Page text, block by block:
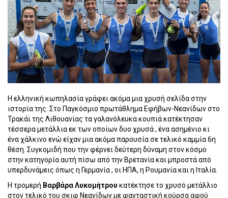
Η ελληνική κωπηλασία γράφει ακόμα μια χρυσή σελίδα στην
ιστορία της. Στο Παγκόσμιο πρωτάθλημα Εφήβων-Νεανίδων στο
Τρακάϊ της Λιθουανίας τα γαλανόλευκα κουπιά κατέκτησαν
τέσσερα μετάλλια εκ των οποίων δυο χρυσά , ένα ασημένιο κι
ένα χάλκινο ενώ είχαν μια ακόμα παρουσία σε τελικό καμμία 6η
θέση. Συγκομιδή που την φέρνει δεύτερη δύναμη στον κόσμο
στην κατηγορία αυτή πίσω από την Βρετανία και μπροστά από
υπερδυνάμεις όπως η Γερμανία , οι ΗΠΑ, η Ρουμανία και η Ιταλία.
Η τρομερή Βαρβάρα Λυκομήτρου κατέκτησε το χρυσό μετάλλιο
στον τελικό του σκιφ Νεανίδων με φανταστική κούρσα αφού